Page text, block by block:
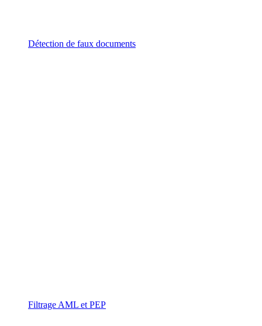
Détection de faux documents
Filtrage AML et PEP